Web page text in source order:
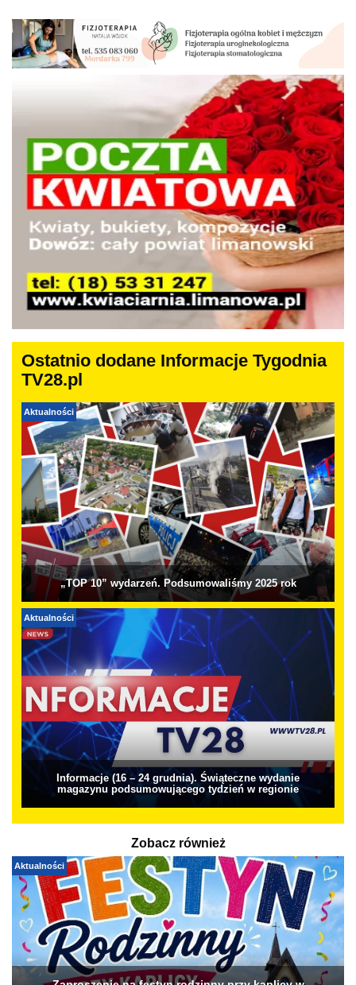
Ostatnio dodane Informacje Tygodnia
TV28.pl
Aktualności
„TOP 10” wydarzeń. Podsumowaliśmy 2025 rok
Aktualności
Informacje (16 – 24 grudnia). Świąteczne wydanie
magazynu podsumowującego tydzień w regionie
Zobacz również
Aktualności